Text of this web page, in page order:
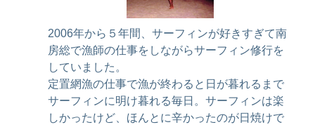
2006年から５年間、サーフィンが好きすぎて南
房総で漁師の仕事をしながらサーフィン修行を
していました。
定置網漁の仕事で漁が終わると日が暮れるまで
サーフィンに明け暮れる毎日。サーフィンは楽
しかったけど、ほんとに辛かったのが日焼けで